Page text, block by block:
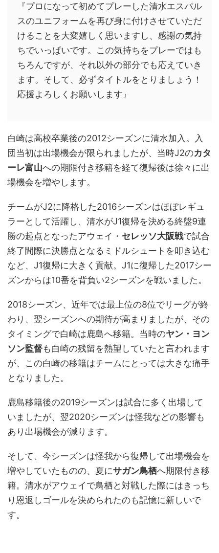
『プロになって初めてプレーした清水エスパル
スのユニフォームを再び身に付けさせていただ
けることを大変嬉しく思いますし、感謝の気持
ちでいっぱいです。この気持ちをプレーではも
ちろんですが、それ以外の部分でも応えていき
ます。そして、必ずタイトルをとりましょう！
応援よろしくお願いします』
白崎は高校卒業後の2012シーズンに清水加入。入
団当初は出場機会が限られましたが、当時J2のカタ
ーレ富山への期限付き移籍を経て復帰後は徐々に出
場機会を増やします。
チームがJ2に降格した2016シーズンはほぼレギュ
ラーとして活躍し、清水がJ1復帰を決める終盤9連
勝の起点となったアウェイ・ セレッソ大阪戦で試合
終了間際に決勝点となるミドルシュートを叩き込む
など、J1復帰に大きく貢献。J1に復帰した2017シー
ズンからは10番を背負い2シーズンを戦いました。
2018シーズン、近年では最上位の8位でリーグが終
わり、翌シーズンへの期待が高まりましたが、その
タイミングで白崎は鹿島へ移籍。当時のヤン・ヨン
ソン監督も白崎の残留を熱望していたと言われます
が、この白崎の移籍はチームにとっては大きな痛手
となりました。
鹿島移籍後の2019シーズンは試合に多く出場して
いましたが、翌2020シーズンは怪我などの影響も
あり出場機会が減ります。
そして、今シーズンは怪我から復帰して出場機会を
増やしていたものの、夏にサガン鳥栖へ期限付き移
籍。清水がアウェイで鳥栖と対戦した際にはきっち
り恩返しゴールを決められたのも記憶に新しいで
す。